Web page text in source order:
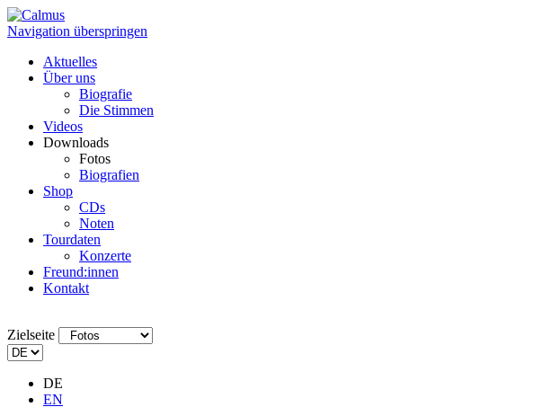
Navigation überspringen
Aktuelles
Über uns
Biografie
Die Stimmen
Videos
Downloads
Fotos
Biografien
Shop
CDs
Noten
Tourdaten
Konzerte
Freund:innen
Kontakt
Zielseite
DE
EN